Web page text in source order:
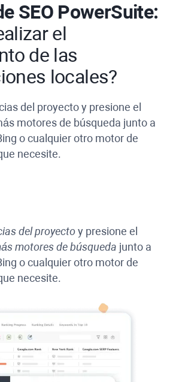
SEO PowerSuite:
el
de las
locales?
del proyecto y presione el
motores de búsqueda junto a
o cualquier otro motor de
necesite.
del proyectoy presione el
motores de búsqueda junto a
o cualquier otro motor de
necesite.